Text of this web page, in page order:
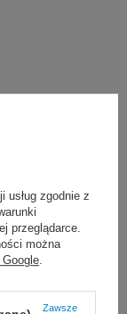
usług zgodnie z
przeglądarce.
można
Zawsze